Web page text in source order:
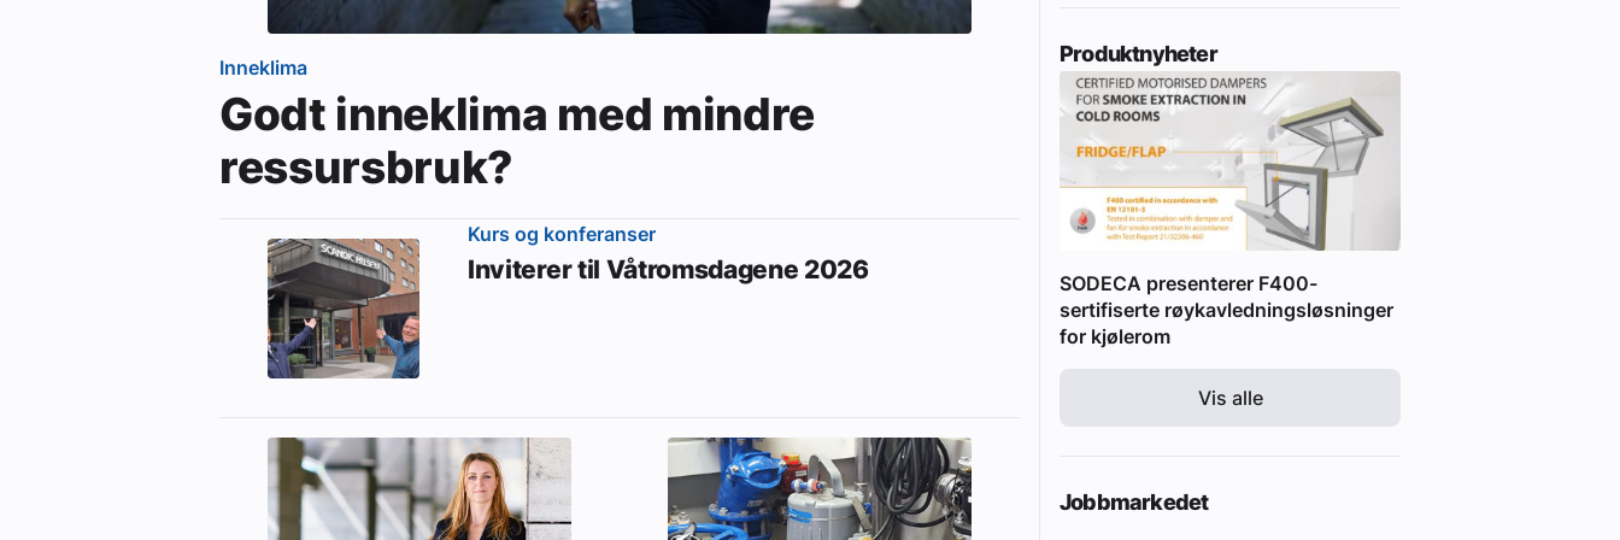
Inneklima
Godt inneklima med mindre
ressursbruk?
Kurs og konferanser
Inviterer til Våtromsdagene 2026
Produktnyheter
SODECA presenterer F400-
sertifiserte røykavledningsløsninger
for kjølerom
Vis alle
Jobbmarkedet